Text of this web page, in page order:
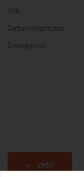
Věk:
Datum registrace:
Dostupnost:
ZPĚT